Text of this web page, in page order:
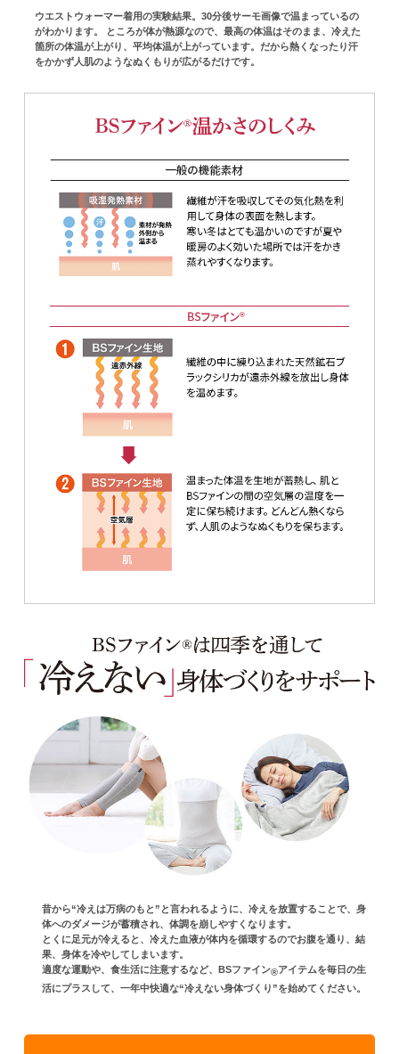
ウエストウォーマー着用の実験結果。30分後サーモ画像で温まっているの
がわかります。 ところが体が熱源なので、最高の体温はそのまま、冷えた
箇所の体温が上がり、平均体温が上がっています。だから熱くなったり汗
をかかず人肌のようなぬくもりが広がるだけです。
昔から“冷えは万病のもと”と言われるように、冷えを放置することで、身
体へのダメージが蓄積され、体調を崩しやすくなります。
とくに足元が冷えると、冷えた血液が体内を循環するのでお腹を通り、結
果、身体を冷やしてしまいます。
適度な運動や、食生活に注意するなど、BSファイン®アイテムを毎日の生
活にプラスして、一年中快適な“冷えない身体づくり”を始めてください。